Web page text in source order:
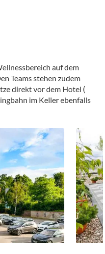
auf dem
Teams stehen zudem
direkt vor dem Hotel (
im Keller ebenfalls